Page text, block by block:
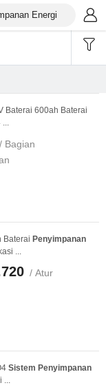
Baterai 600ah Baterai
...
/ Bagian
Baterai Penyimpanan
...
/ Atur
Sistem Penyimpanan
...